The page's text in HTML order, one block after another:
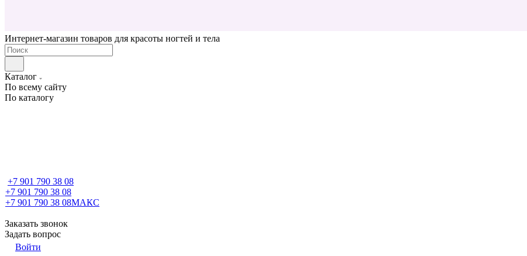
Интернет-магазин товаров для красоты ногтей и тела
Каталог
По всему сайту
По каталогу
+7 901 790 38 08
+7 901 790 38 08
+7 901 790 38 08МАКС
Заказать звонок
Задать вопрос
Войти